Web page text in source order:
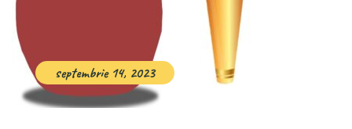
septembrie 14, 2023